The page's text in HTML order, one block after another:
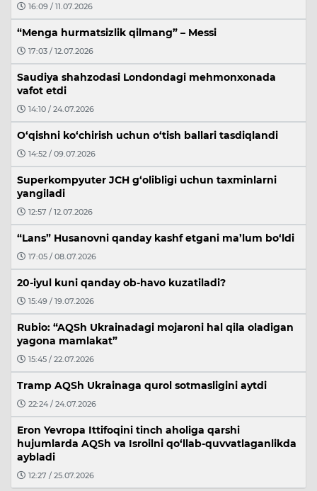
16:09 / 11.07.2026
“Menga hurmatsizlik qilmang” – Messi
17:03 / 12.07.2026
Saudiya shahzodasi Londondagi mehmonxonada
vafot etdi
14:10 / 24.07.2026
O‘qishni ko‘chirish uchun o‘tish ballari tasdiqlandi
14:52 / 09.07.2026
Superkompyuter JCH g‘olibligi uchun taxminlarni
yangiladi
12:57 / 12.07.2026
“Lans” Husanovni qanday kashf etgani ma’lum bo‘ldi
17:05 / 08.07.2026
20-iyul kuni qanday ob-havo kuzatiladi?
15:49 / 19.07.2026
Rubio: “AQSh Ukrainadagi mojaroni hal qila oladigan
yagona mamlakat”
15:45 / 22.07.2026
Tramp AQSh Ukrainaga qurol sotmasligini aytdi
22:24 / 24.07.2026
Eron Yevropa Ittifoqini tinch aholiga qarshi
hujumlarda AQSh va Isroilni qo‘llab-quvvatlaganlikda
aybladi
12:27 / 25.07.2026